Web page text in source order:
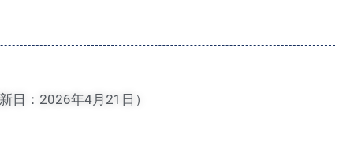
日：2026年4月21日）